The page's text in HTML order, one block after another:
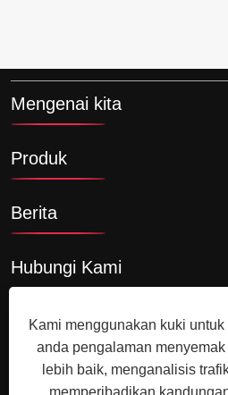
Mengenai kita
Produk
Berita
Hubungi Kami
Kami menggunakan kuki
anda pengalaman
lebih baik, menganalisis
memperibadikan